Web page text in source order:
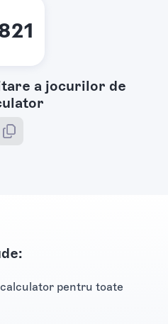
a jocurilor de
pentru toate